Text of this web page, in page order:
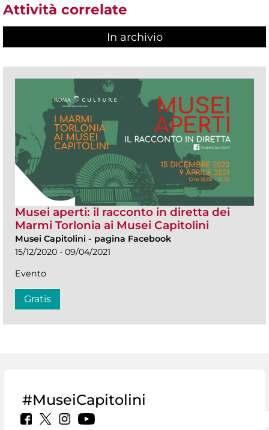
Attività correlate
In archivio
Musei aperti: il racconto in diretta dei
Marmi Torlonia ai Musei Capitolini
Musei Capitolini - pagina Facebook
15/12/2020 - 09/04/2021
Evento
Gratis
#MuseiCapitolini